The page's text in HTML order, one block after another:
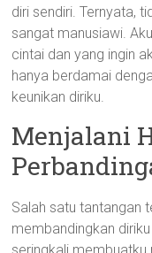
diri sendiri. Ternyata,
sangat manusiawi.
cintai dan yang ingin
hanya berdamai
keunikan diriku.
Menjalani
Salah satu tantangan
membandingkan